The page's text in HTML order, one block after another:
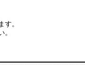
す。
。